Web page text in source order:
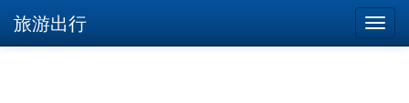
旅游出行